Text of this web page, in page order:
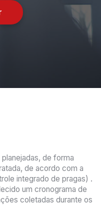
de forma
de acordo com a
integrado de pragas) .
um cronograma de
coletadas durante os